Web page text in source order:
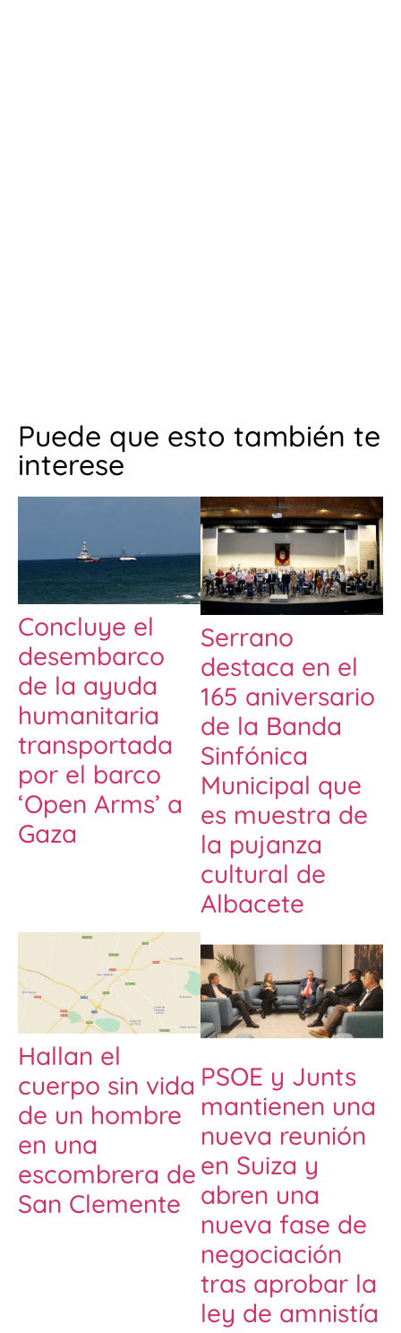
Puede que esto también te
interese
Concluye el
desembarco
de la ayuda
humanitaria
transportada
por el barco
‘Open Arms’ a
Gaza
Serrano
destaca en el
165 aniversario
de la Banda
Sinfónica
Municipal que
es muestra de
la pujanza
cultural de
Albacete
Hallan el
cuerpo sin vida
de un hombre
en una
escombrera de
San Clemente
PSOE y Junts
mantienen una
nueva reunión
en Suiza y
abren una
nueva fase de
negociación
tras aprobar la
ley de amnistía